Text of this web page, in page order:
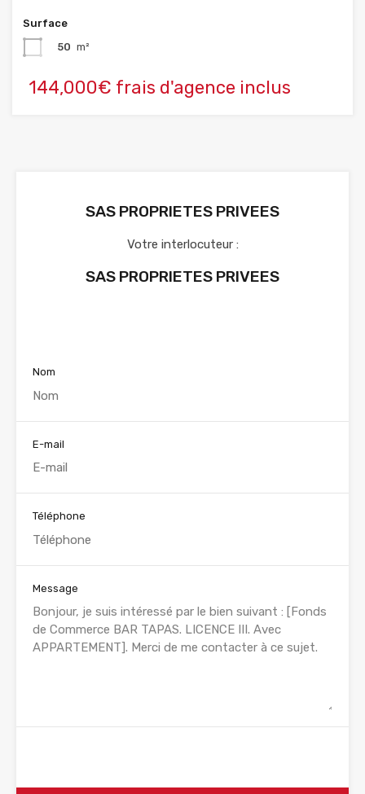
Surface
50 m²
144,000€ frais d'agence inclus
SAS PROPRIETES PRIVEES
Votre interlocuteur :
SAS PROPRIETES PRIVEES
Nom
E-mail
Téléphone
Message